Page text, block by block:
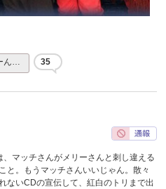
ん… 35
マッチさんがメリーさんと刺し違える
と。もうマッチさんいいじゃん。散々
ないCDの宣伝して、紅白のトリまで出